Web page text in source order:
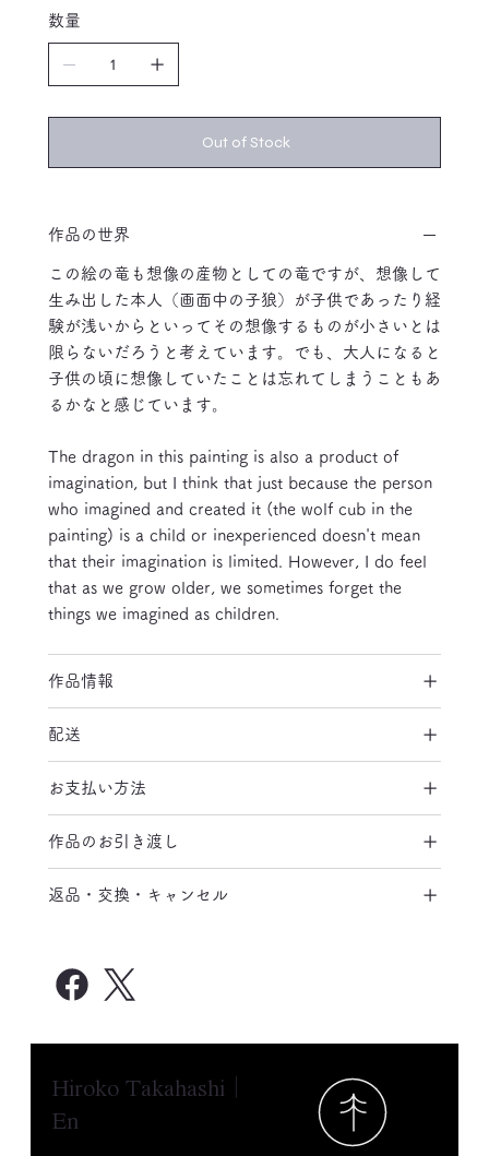
数量
Out of Stock
作品の世界
この絵の竜も想像の産物としての竜ですが、想像して
生み出した本人（画面中の子狼）が子供であったり経
験が浅いからといってその想像するものが小さいとは
限らないだろうと考えています。でも、大人になると
子供の頃に想像していたことは忘れてしまうこともあ
るかなと感じています。
The dragon in this painting is also a product of
imagination, but I think that just because the person
who imagined and created it (the wolf cub in the
painting) is a child or inexperienced doesn't mean
that their imagination is limited. However, I do feel
that as we grow older, we sometimes forget the
things we imagined as children.
作品情報
配送
お支払い方法
作品のお引き渡し
返品・交換・キャンセル
Hiroko Takahashi｜
En